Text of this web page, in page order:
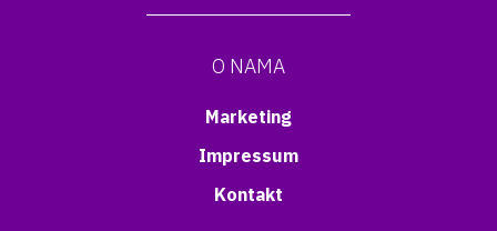
O NAMA
Marketing
Impressum
Kontakt